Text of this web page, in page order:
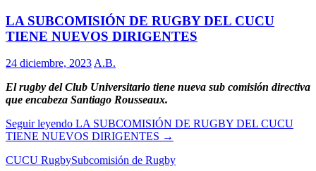
LA SUBCOMISIÓN DE RUGBY DEL CUCU
TIENE NUEVOS DIRIGENTES
24 diciembre, 2023 A.B.
El rugby del Club Universitario tiene nueva sub comisión directiva
que encabeza Santiago Rousseaux.
Seguir leyendo LA SUBCOMISIÓN DE RUGBY DEL CUCU
TIENE NUEVOS DIRIGENTES →
CUCU RugbySubcomisión de Rugby